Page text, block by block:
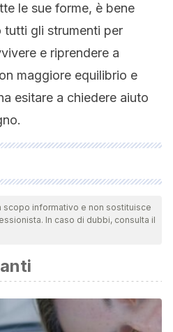
le sue forme, è bene
tutti gli strumenti per
e riprendere a
maggiore equilibrio e
esitare a chiedere aiuto
minuciosamente revisadas por
qualidade, confiabilidade,
deste artigo foi
of suffering.
60(5), 410–421. https://doi
pubmed/10816956
informativo e non sostituisce
In caso di dubbi, consulta il